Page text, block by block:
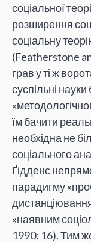
соціальної
розширення
соціальну
(Featherstone
грав у ті ж
суспільні
їм бачити
необхідна не
соціального
Ґідденс
парадигму
«наявним
1990: 16). Тим